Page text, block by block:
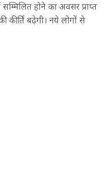
होने का अवसर प्राप्त
बढ़ेगी। नये लोगों से